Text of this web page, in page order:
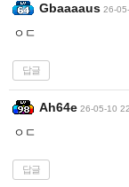
Gbaaaaus 26-
ㅇㄷ
답글
Ah64e 26-05-10
ㅇㄷ
답글